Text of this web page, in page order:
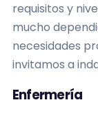
requisitos y
mucho
necesidades
invitamos a
Enfermería